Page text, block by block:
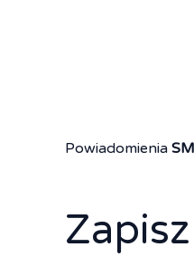
Powiadomienia